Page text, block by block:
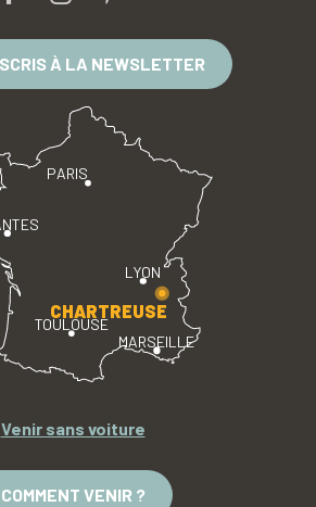
À LA NEWSLETTER
PARIS
LYON
TOULOUSE
MARSEILLE
CHARTREUSE
Venir sans voiture
COMMENT VENIR ?